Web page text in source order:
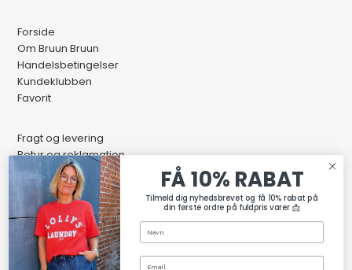
Forside
Om Bruun Bruun
Handelsbetingelser
Kundeklubben
Favorit
Fragt og levering
Retur og reklamation
Kontakt os
Butikkens åbningstider
FÅ 10% RABAT
Tilmeld dig nyhedsbrevet og få 10% rabat på
din første ordre på fuldpris varer 📩